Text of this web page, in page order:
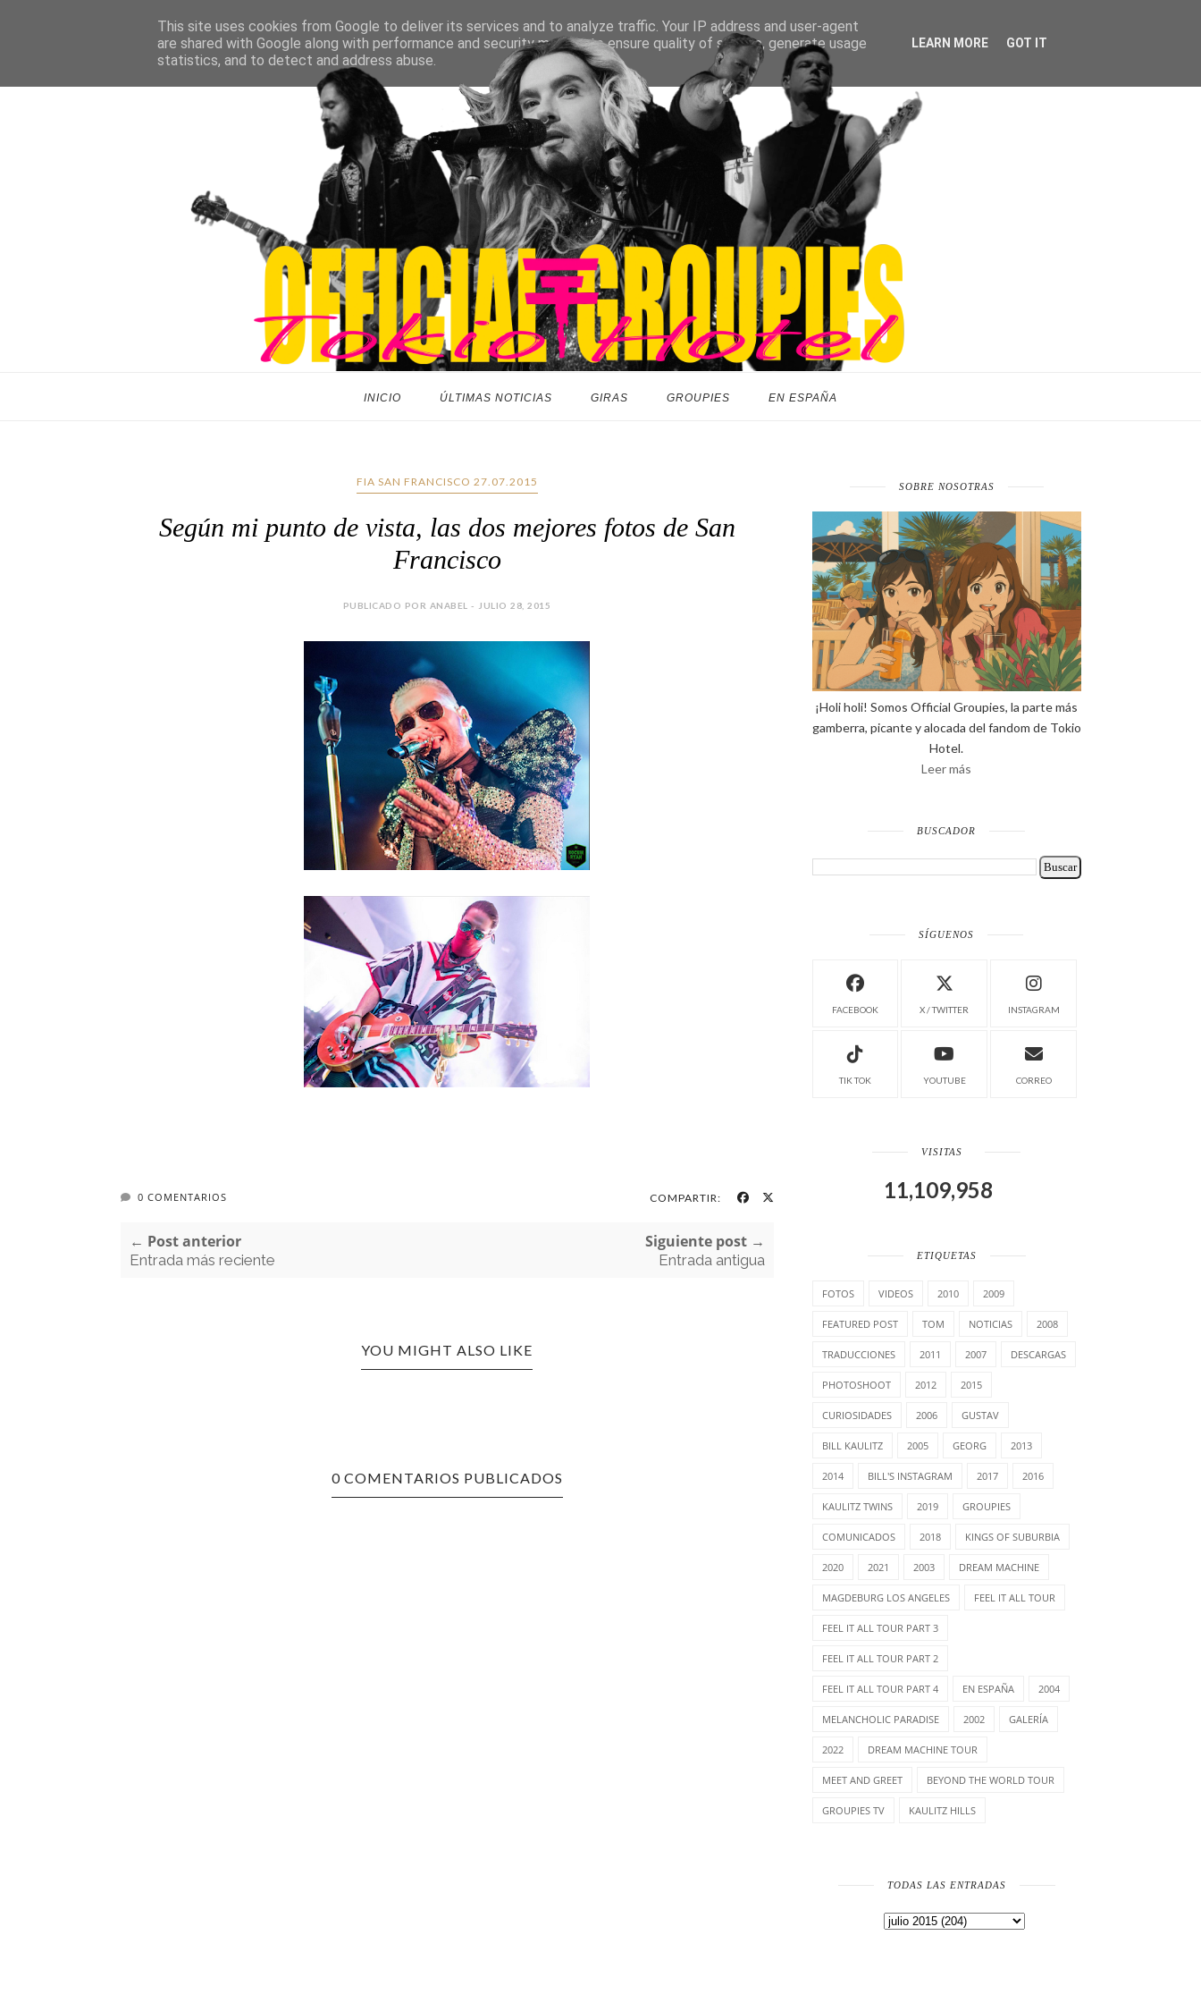
INICIO ÚLTIMAS NOTICIAS GIRAS GROUPIES EN ESPAÑA
FIA SAN FRANCISCO 27.07.2015
Según mi punto de vista, las dos mejores fotos de San
Francisco
PUBLICADO POR ANABEL - JULIO 28, 2015
0 COMENTARIOS COMPARTIR:
← Post anterior
Entrada más reciente
Siguiente post →
Entrada antigua
YOU MIGHT ALSO LIKE
0 COMENTARIOS PUBLICADOS
SOBRE NOSOTRAS
¡Holi holi! Somos Official Groupies, la parte más
gamberra, picante y alocada del fandom de Tokio
Hotel.
Leer más
BUSCADOR
SÍGUENOS
FACEBOOK X / TWITTER INSTAGRAM
TIK TOK YOUTUBE CORREO
VISITAS
11,109,958
ETIQUETAS
FOTOS VIDEOS 2010 2009
FEATURED POST TOM NOTICIAS 2008
TRADUCCIONES 2011 2007 DESCARGAS
PHOTOSHOOT 2012 2015
CURIOSIDADES 2006 GUSTAV
BILL KAULITZ 2005 GEORG 2013
2014 BILL'S INSTAGRAM 2017 2016
KAULITZ TWINS 2019 GROUPIES
COMUNICADOS 2018 KINGS OF SUBURBIA
2020 2021 2003 DREAM MACHINE
MAGDEBURG LOS ANGELES FEEL IT ALL TOUR
FEEL IT ALL TOUR PART 3
FEEL IT ALL TOUR PART 2
FEEL IT ALL TOUR PART 4 EN ESPAÑA 2004
MELANCHOLIC PARADISE 2002 GALERÍA
2022 DREAM MACHINE TOUR
MEET AND GREET BEYOND THE WORLD TOUR
GROUPIES TV KAULITZ HILLS
TODAS LAS ENTRADAS
This site uses cookies from Google to deliver its services and to analyze traffic. Your IP address and user-agent
are shared with Google along with performance and security metrics to ensure quality of service, generate usage
statistics, and to detect and address abuse.
LEARN MORE GOT IT